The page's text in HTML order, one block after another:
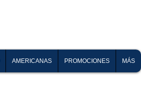
AMERICANAS PROMOCIONES MÁS